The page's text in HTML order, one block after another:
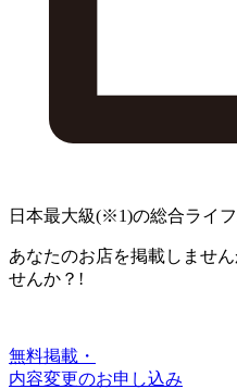
日本最大級(※1)の総合ライ
あなたのお店を掲載しません
せんか？!
無料掲載・
内容変更のお申し込み